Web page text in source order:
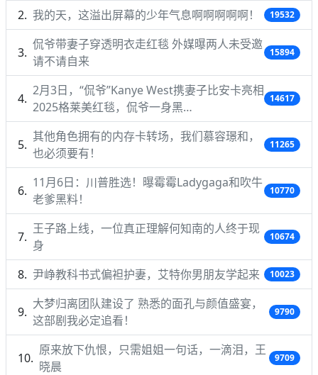
我的天，这溢出屏幕的少年气息啊啊啊啊啊！ 19532
侃爷带妻子穿透明衣走红毯 外媒曝两人未受邀
请不请自来
15894
2月3日，“侃爷”Kanye West携妻子比安卡亮相
2025格莱美红毯，侃爷一身黑…
14617
其他角色拥有的内存卡转场，我们慕容璟和，
也必须要有！
11265
11月6日：川普胜选！曝霉霉Ladygaga和吹牛
老爹黑料！
10770
王子路上线，一位真正理解何知南的人终于现
身
10674
尹峥教科书式偏袒护妻，艾特你男朋友学起来 10023
大梦归离团队建设了 熟悉的面孔与颜值盛宴，
这部剧我必定追看！
9790
原来放下仇恨，只需姐姐一句话，一滴泪，王
晓晨
9709